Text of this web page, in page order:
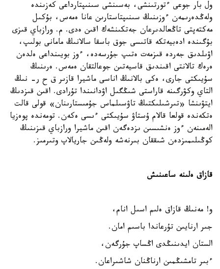
ول بار جوعى ءتورتىنشى، بەسىنشى سىنىپتارداعى كەزىندە
ولەڭدەرىمەن ءوزىنىڭ سىنىپتاستارىن عانا ەمەس، بۇكىل
مەكتەپتى تاڭعالدىرعان جەتكىنشەك اقىن ەدى. م. ورازباي قىزى
بۇگىندە ادەبيەتكە قاتىسى جوق باسقا سالانىڭ مامانى بولىپ،
اۋىلدىق جەردە قىزمەت ەتىپ جۇرسەدە، ءوز بويىنداعى ەلدەن
ەرەك تالانتى اقىندىق قاسيەتىن جوعالتقان ەمەس. ەرىنىڭ
سۇيىكتى جارى، ەكى بالانىڭ اناسى ماشيرا قازىر ق ح ر- نىڭ
التاي وكۋرگىنە قاراستى شىڭگىل اۋدانىندا تۇرادى. اقىن قىزدىڭ
ايتۋىنشا «تىرشىلىكتىڭ تاۋسىلماس جۇمىستارىنان» قولى قالت
ەتكەندە قولعا قالام ۇستاۋ سۇيىكتى ءىسى ەكەن. تومەندە پوەزيا
الەمىنەن ءوز ەنشىسىن ىزدەگەن اقىن ماشيرا ورازباي قىزىنىڭ
كوڭىلىمىزدەن شىققان بىرنەشە ولەڭىن جاريالاپ وتىرمىز.
قازاق ەلىنە ساعىنىش
و! مەنىڭ قازاق ەلىم اسىل انام،
جىر ارنايىن تۇرعاندا باسىم امان.
الستان ايدىنىڭدى اڭساپ جۇرگەن،
ءبىر تامشىڭمىن ارناڭنان شاشىراعان.